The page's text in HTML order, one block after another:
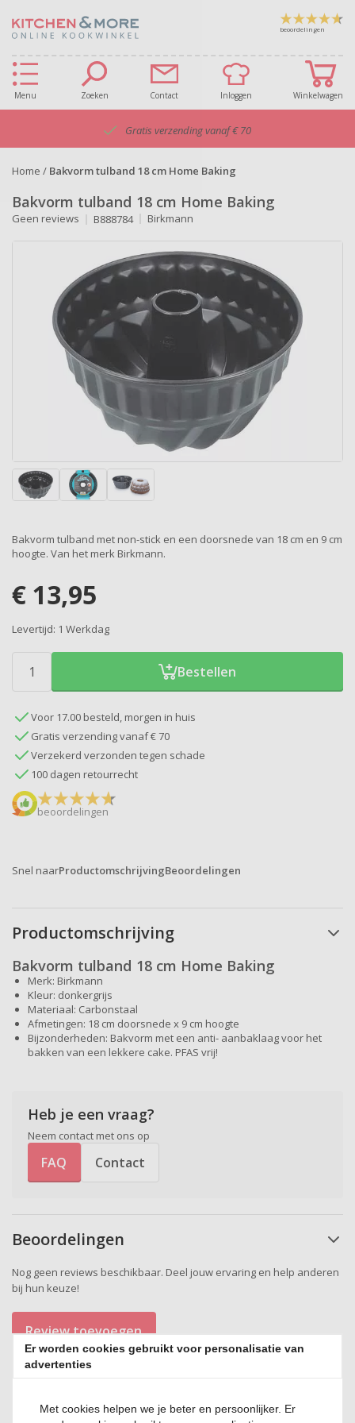
beoordelingen
Menu Zoeken Contact Inloggen Winkelwagen
Gratis verzending vanaf € 70
Home / Bakvorm tulband 18 cm Home Baking
Bakvorm tulband 18 cm Home Baking
Geen reviews B888784 Birkmann
Bakvorm tulband met non-stick en een doorsnede van 18 cm en 9 cm
hoogte. Van het merk Birkmann.
€ 13,95
Levertijd: 1 Werkdag
Bestellen
Voor 17.00 besteld, morgen in huis
Gratis verzending vanaf € 70
Verzekerd verzonden tegen schade
100 dagen retourrecht
beoordelingen
Heb je een vraag?
Neem contact met ons op
FAQ Contact
Snel naarProductomschrijvingBeoordelingen
Productomschrijving
Bakvorm tulband 18 cm Home Baking
Merk: Birkmann
Kleur: donkergrijs
Materiaal: Carbonstaal
Afmetingen: 18 cm doorsnede x 9 cm hoogte
Bijzonderheden: Bakvorm met een anti- aanbaklaag voor het
bakken van een lekkere cake. PFAS vrij!
Beoordelingen
Nog geen reviews beschikbaar. Deel jouw ervaring en help anderen
bij hun keuze!
Review toevoegen
Er worden cookies gebruikt voor personalisatie van
advertenties
Met cookies helpen we je beter en persoonlijker. Er